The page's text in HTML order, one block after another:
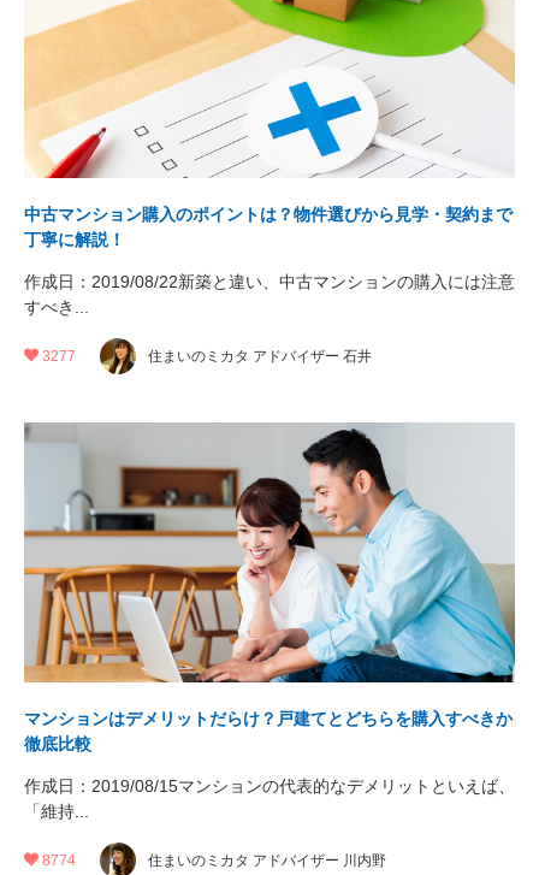
中古マンション購入のポイントは？物件選びから見学・契約まで
丁寧に解説！
作成日：2019/08/22新築と違い、中古マンションの購入には注意
すべき...
3277 住まいのミカタ アドバイザー 石井
マンションはデメリットだらけ？戸建てとどちらを購入すべきか
徹底比較
作成日：2019/08/15マンションの代表的なデメリットといえば、
「維持...
8774 住まいのミカタ アドバイザー 川内野